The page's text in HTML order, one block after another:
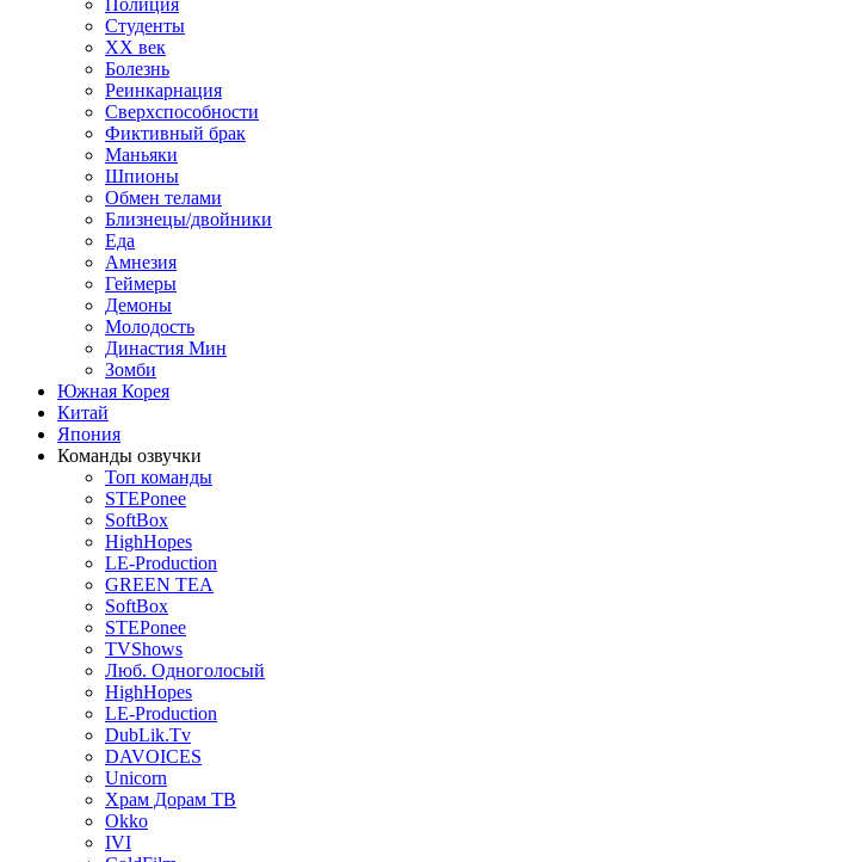
Полиция
Студенты
ХХ век
Болезнь
Реинкарнация
Сверхспособности
Фиктивный брак
Маньяки
Шпионы
Обмен телами
Близнецы/двойники
Еда
Амнезия
Геймеры
Демоны
Молодость
Династия Мин
Зомби
Южная Корея
Китай
Япония
Команды озвучки
Топ команды
STEPonee
SoftBox
HighHopes
LE-Production
GREEN TEA
SoftBox
STEPonee
TVShows
Люб. Одноголосый
HighHopes
LE-Production
DubLik.Tv
DAVOICES
Unicorn
Храм Дорам ТВ
Okko
IVI